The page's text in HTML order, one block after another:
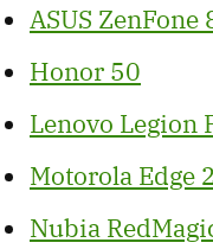
ASUS ZenFone
Honor 50
Lenovo Legion
Motorola Edge
Nubia